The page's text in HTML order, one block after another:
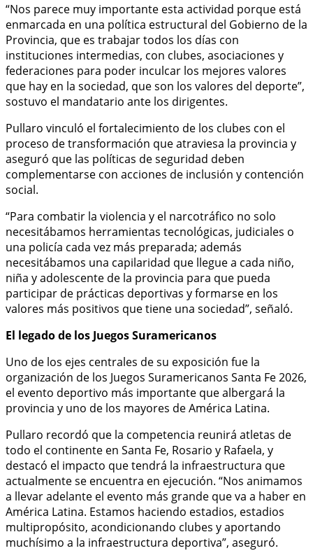
“Nos parece muy importante esta actividad porque está
enmarcada en una política estructural del Gobierno de la
Provincia, que es trabajar todos los días con
instituciones intermedias, con clubes, asociaciones y
federaciones para poder inculcar los mejores valores
que hay en la sociedad, que son los valores del deporte”,
sostuvo el mandatario ante los dirigentes.
Pullaro vinculó el fortalecimiento de los clubes con el
proceso de transformación que atraviesa la provincia y
aseguró que las políticas de seguridad deben
complementarse con acciones de inclusión y contención
social.
“Para combatir la violencia y el narcotráfico no solo
necesitábamos herramientas tecnológicas, judiciales o
una policía cada vez más preparada; además
necesitábamos una capilaridad que llegue a cada niño,
niña y adolescente de la provincia para que pueda
participar de prácticas deportivas y formarse en los
valores más positivos que tiene una sociedad”, señaló.
El legado de los Juegos Suramericanos
Uno de los ejes centrales de su exposición fue la
organización de los Juegos Suramericanos Santa Fe 2026,
el evento deportivo más importante que albergará la
provincia y uno de los mayores de América Latina.
Pullaro recordó que la competencia reunirá atletas de
todo el continente en Santa Fe, Rosario y Rafaela, y
destacó el impacto que tendrá la infraestructura que
actualmente se encuentra en ejecución. “Nos animamos
a llevar adelante el evento más grande que va a haber en
América Latina. Estamos haciendo estadios, estadios
multipropósito, acondicionando clubes y aportando
muchísimo a la infraestructura deportiva”, aseguró.